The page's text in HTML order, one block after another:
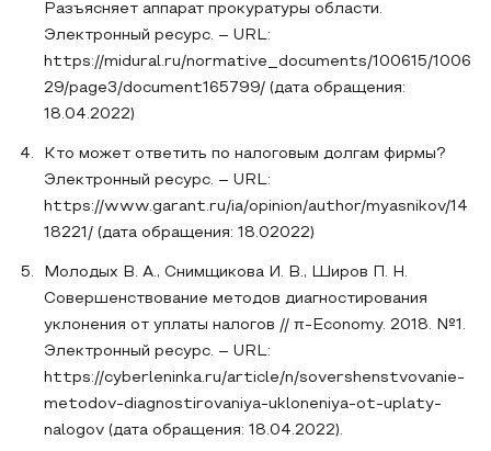
Разъясняет аппарат прокуратуры области.
Электронный ресурс. – URL:
https://midural.ru/normative_documents/100615/1006
29/page3/document165799/ (дата обращения:
18.04.2022)
Кто может ответить по налоговым долгам фирмы?
Электронный ресурс. – URL:
https://www.garant.ru/ia/opinion/author/myasnikov/14
18221/ (дата обращения: 18.02022)
Молодых В. А., Снимщикова И. В., Широв П. Н.
Совершенствование методов диагностирования
уклонения от уплаты налогов // π-Economy. 2018. №1.
Электронный ресурс. – URL:
https://cyberleninka.ru/article/n/sovershenstvovanie-
metodov-diagnostirovaniya-ukloneniya-ot-uplaty-
nalogov (дата обращения: 18.04.2022).